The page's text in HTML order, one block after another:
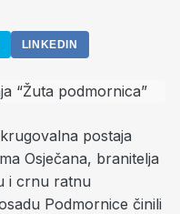
LINKEDIN
postaja
Osječana, branitelja
i crnu ratnu
Podmornice činili